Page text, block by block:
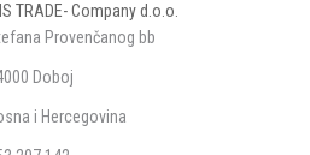
TRADE- Company d.o.o.
Provenčanog bb
Doboj
i Hercegovina